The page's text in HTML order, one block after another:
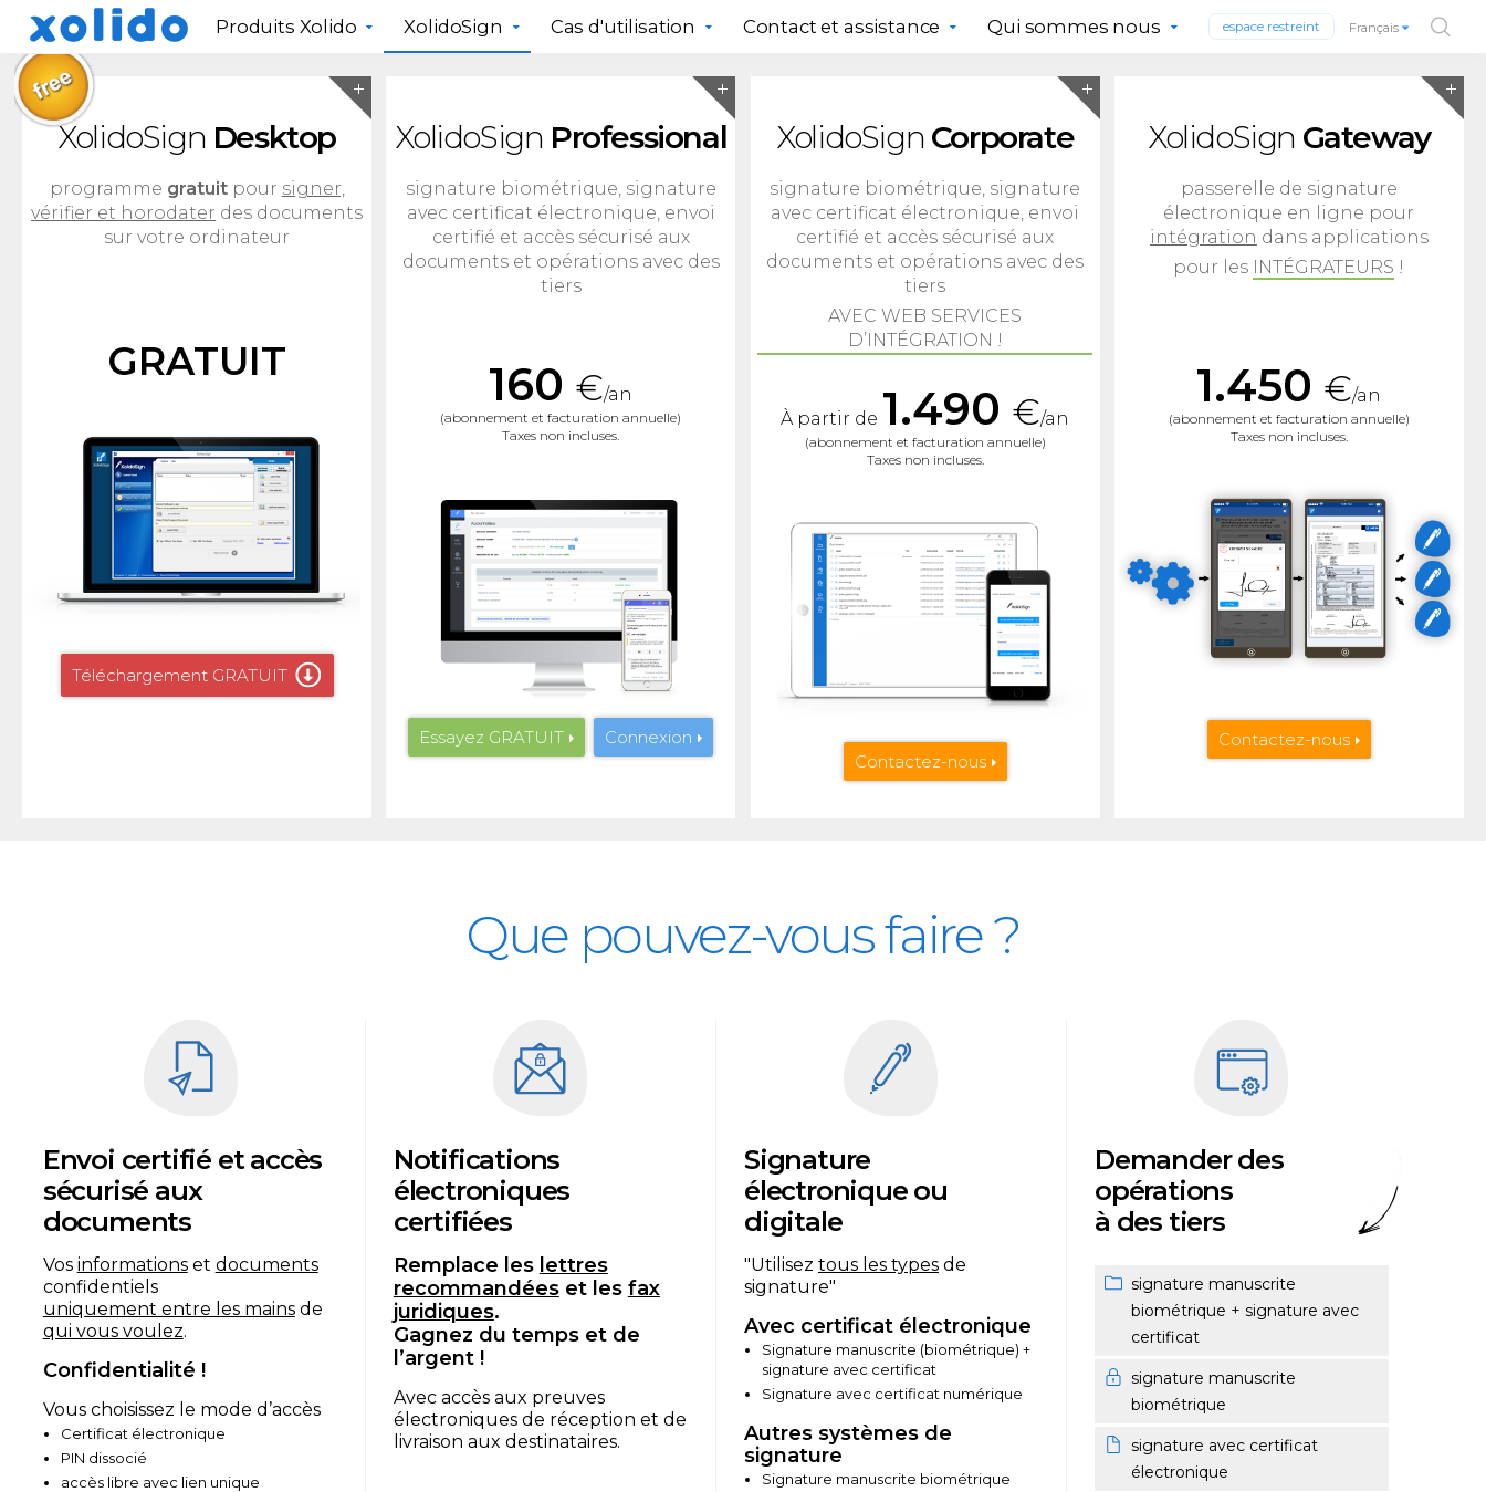
Produits Xolido XolidoSign Cas d'utilisation Contact et assistance Qui sommes nous espace restreint Français
XolidoSign Desktop
programme gratuitpour signer,
vérifier et horodater des documents
sur votre ordinateur
GRATUIT
Téléchargement GRATUIT
XolidoSign Professional
signature biométrique, signature
avec certificat électronique, envoi
certifié et accès sécurisé aux
documents et opérations avec des
tiers
160€/an
(abonnement et facturation annuelle)
Taxes non incluses.
Essayez GRATUIT Connexion
XolidoSign Corporate
signature biométrique, signature
avec certificat électronique, envoi
certifié et accès sécurisé aux
documents et opérations avec des
tiers
AVEC WEB SERVICES
D’INTÉGRATION !
À partir de 1.490€/an
(abonnement et facturation annuelle)
Taxes non incluses.
Contactez-nous
XolidoSign Gateway
passerelle de signature
électronique en ligne pour
intégration dans applications
pour les INTÉGRATEURS !
1.450€/an
(abonnement et facturation annuelle)
Taxes non incluses.
Contactez-nous
Que pouvez-vous faire ?
Envoi certifié et accès
sécurisé aux
documents
Vos informationset documents
confidentiels
uniquement entre les mainsde
qui vous voulez.
Confidentialité !
Vous choisissez le mode d’accès
Certificat électronique
PIN dissocié
accès libre avec lien unique
Notifications
électroniques
certifiées
Remplace les lettres
recommandéeset les fax
juridiques.
Gagnez du temps et de
l’argent !
Avec accès aux preuves
électroniques de réception et de
livraison aux destinataires.
Signature
électronique ou
digitale
"Utilisez tous les typesde
signature"
Avec certificat électronique
Signature manuscrite (biométrique) +
signature avec certificat
Signature avec certificat numérique
Autres systèmes de
signature
Signature manuscrite biométrique
Demander des
opérations
à des tiers
signature manuscrite
biométrique + signature avec
certificat
signature manuscrite
biométrique
signature avec certificat
électronique